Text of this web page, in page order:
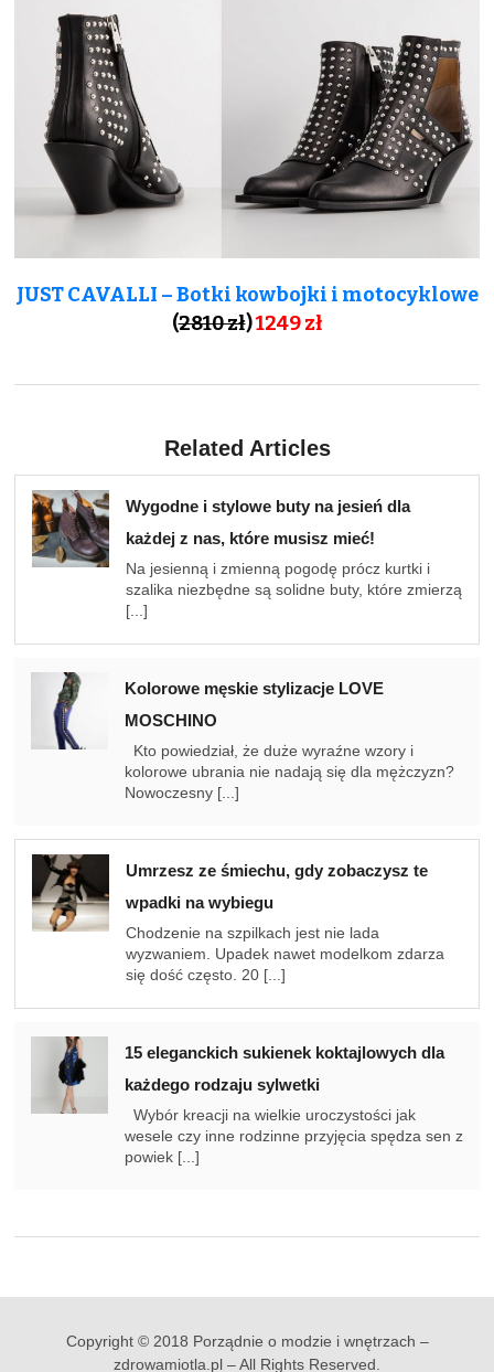
JUST CAVALLI – Botki kowbojki i motocyklowe
(2810 zł)1249zł
Related Articles
Wygodne i stylowe buty na jesień dla
każdej z nas, które musisz mieć!
Na jesienną i zmienną pogodę prócz kurtki i
szalika niezbędne są solidne buty, które zmierzą
[...]
Kolorowe męskie stylizacje LOVE
MOSCHINO
Kto powiedział, że duże wyraźne wzory i
kolorowe ubrania nie nadają się dla mężczyzn?
Nowoczesny [...]
Umrzesz ze śmiechu, gdy zobaczysz te
wpadki na wybiegu
Chodzenie na szpilkach jest nie lada
wyzwaniem. Upadek nawet modelkom zdarza
się dość często. 20 [...]
15 eleganckich sukienek koktajlowych dla
każdego rodzaju sylwetki
Wybór kreacji na wielkie uroczystości jak
wesele czy inne rodzinne przyjęcia spędza sen z
powiek [...]
Copyright © 2018 Porządnie o modzie i wnętrzach –
zdrowamiotla.pl – All Rights Reserved.